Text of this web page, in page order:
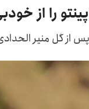
را از
از گل منیر